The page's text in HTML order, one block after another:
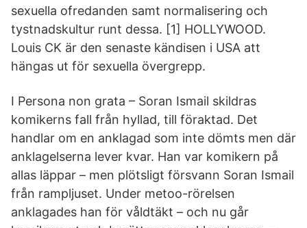
sexuella ofredanden samt normalisering och
tystnadskultur runt dessa. [1] HOLLYWOOD.
Louis CK är den senaste kändisen i USA att
hängas ut för sexuella övergrepp.
I Persona non grata – Soran Ismail skildras
komikerns fall från hyllad, till föraktad. Det
handlar om en anklagad som inte dömts men där
anklagelserna lever kvar. Han var komikern på
allas läppar – men plötsligt försvann Soran Ismail
från rampljuset. Under metoo-rörelsen
anklagades han för våldtäkt – och nu går